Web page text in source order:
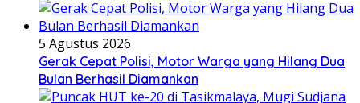
5 Agustus 2026
Gerak Cepat Polisi, Motor Warga yang Hilang Dua
Bulan Berhasil Diamankan